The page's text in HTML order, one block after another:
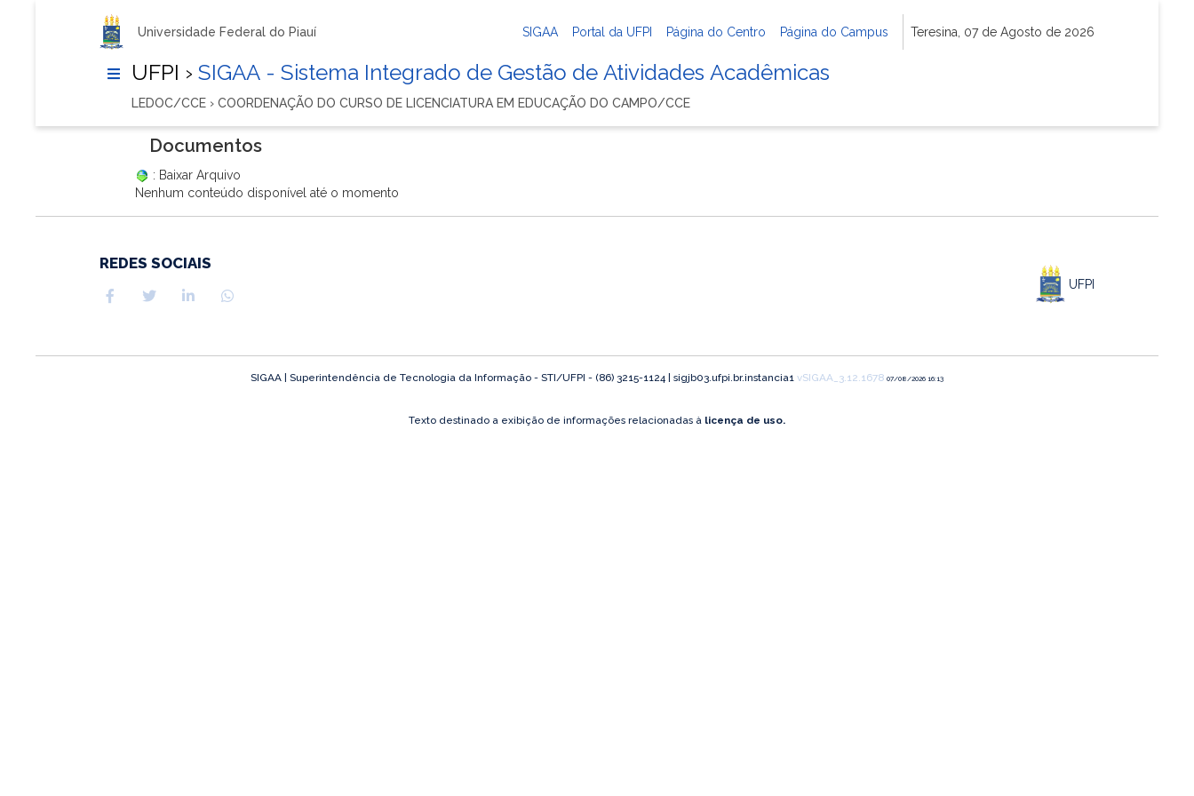
Universidade Federal do Piauí SIGAA Portal da UFPI Página do Centro Página do Campus Teresina, 07 de Agosto de 2026
UFPI › SIGAA - Sistema Integrado de Gestão de Atividades Acadêmicas
LEDOC/CCE › COORDENAÇÃO DO CURSO DE LICENCIATURA EM EDUCAÇÃO DO CAMPO/CCE
Documentos
: Baixar Arquivo
Nenhum conteúdo disponível até o momento
REDES SOCIAIS
UFPI
SIGAA | Superintendência de Tecnologia da Informação - STI/UFPI - (86) 3215-1124 | sigjb03.ufpi.br.instancia1 vSIGAA_3.12.1678 07/08/2026 16:13
Texto destinado a exibição de informações relacionadas à licença de uso.